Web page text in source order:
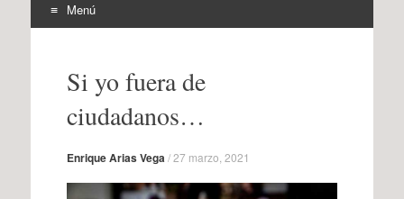
Menú
contenidoSi yo fuera de
ciudadanos…
Enrique Arias Vega /27 marzo, 2021